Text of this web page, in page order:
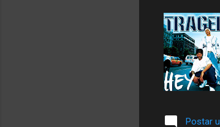
Postar